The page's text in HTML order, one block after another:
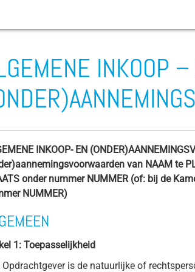
Afvalwaterpomp
Bouwplaatspomp
Beluchter
Boorgatpompen
INKOOP –
INKOOP- EN
van NAAM te
onder nummer NUMMER (of: bij de
NUMMER)
1: Toepasselijkheid
Opdrachtgever is de natuurlijke of